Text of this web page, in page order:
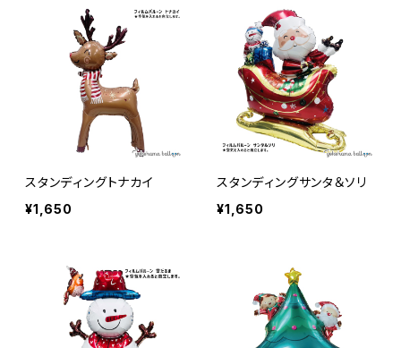
スタンディングトナカイ
¥1,650
スタンディングサンタ＆ソリ
¥1,650